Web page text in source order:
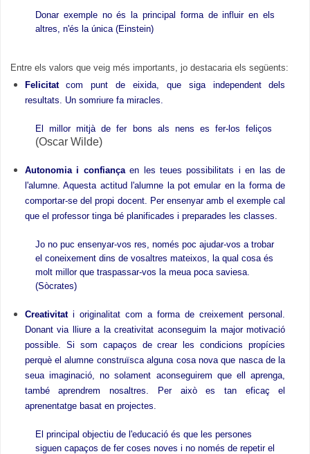
Donar exemple no és la principal forma de influir en els
altres, n'és la única (Einstein)
Entre els valors que veig més importants, jo destacaria els següents:
Felicitatcom punt de eixida, que siga independent dels
resultats. Un somriure fa miracles.
El millor mitjà de fer bons als nens es fer-los feliços
(Oscar Wilde)
Autonomiai confiançaen les teues possibilitats i en las de
l'alumne. Aquesta actitud l'alumne la pot emular en la forma de
comportar-se del propi docent. Per ensenyar amb el exemple cal
que el professor tinga bé planificades i preparades les classes.
Jo no puc ensenyar-vos res, només poc ajudar-vos a trobar
el coneixement dins de vosaltres mateixos, la qual cosa és
molt millor que traspassar-vos la meua poca saviesa.
(Sòcrates)
Creativitat i originalitat com a forma de creixement personal.
Donant via lliure a la creativitat aconseguim la major motivació
possible. Si som capaços de crear les condicions propícies
perquè el alumne construïsca alguna cosa nova que nasca de la
seua imaginació, no solament aconseguirem que ell aprenga,
també aprendrem nosaltres. Per això es tan eficaç el
aprenentatge basat en projectes.
El principal objectiu de l'educació és que les persones
siguen capaços de fer coses noves i no només de repetir el